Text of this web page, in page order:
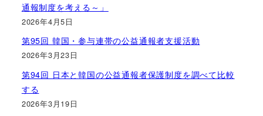
通報制度を考える～」
2026年4月5日
第95回 韓国・参与連帯の公益通報者支援活動
2026年3月23日
第94回 日本と韓国の公益通報者保護制度を調べて比較
する
2026年3月19日